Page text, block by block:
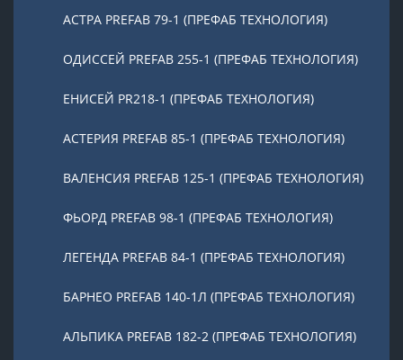
АСТРА PREFAB 79-1 (ПРЕФАБ ТЕХНОЛОГИЯ)
ОДИССЕЙ PREFAB 255-1 (ПРЕФАБ ТЕХНОЛОГИЯ)
ЕНИСЕЙ PR218-1 (ПРЕФАБ ТЕХНОЛОГИЯ)
АСТЕРИЯ PREFAB 85-1 (ПРЕФАБ ТЕХНОЛОГИЯ)
ВАЛЕНСИЯ PREFAB 125-1 (ПРЕФАБ ТЕХНОЛОГИЯ)
ФЬОРД PREFAB 98-1 (ПРЕФАБ ТЕХНОЛОГИЯ)
ЛЕГЕНДА PREFAB 84-1 (ПРЕФАБ ТЕХНОЛОГИЯ)
БАРНЕО PREFAB 140-1Л (ПРЕФАБ ТЕХНОЛОГИЯ)
АЛЬПИКА PREFAB 182-2 (ПРЕФАБ ТЕХНОЛОГИЯ)